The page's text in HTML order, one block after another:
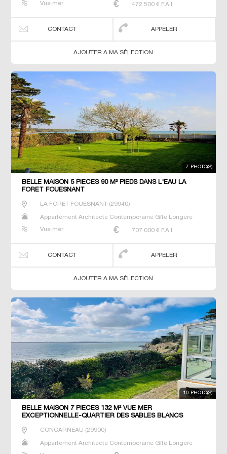
Prestige Prestige Propriété T6 Villa
Vue mer 472 500 € F.A.I
CONTACT APPELER
AJOUTER A MA SÉLECTION
7 PHOTO(S)
BELLE MAISON 5 PIECES 90 M² PIEDS DANS L'EAU LA
FORET FOUESNANT
LA FORET FOUESNANT(29940)
Appartement Architecte Contemporaine Gîte Longère
Prestige Prestige Propriété T6 Villa
Vue mer 707 000 € F.A.I
CONTACT APPELER
AJOUTER A MA SÉLECTION
10 PHOTO(S)
BELLE MAISON 7 PIECES 132 M² VUE MER
EXCEPTIONNELLE-QUARTIER DES SABLES BLANCS
CONCARNEAU (29900)
Appartement Architecte Contemporaine Gîte Longère